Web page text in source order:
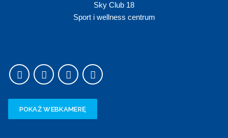
Sky Club 18
Sport i wellness centrum
POKAŻ WEBKAMERĘ